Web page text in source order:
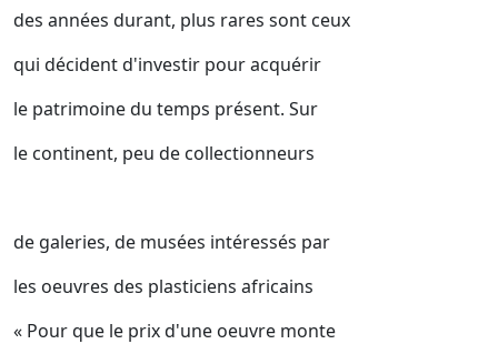
des années durant, plus rares sont ceux
qui décident d'investir pour acquérir
le patrimoine du temps présent. Sur
le continent, peu de collectionneurs
de galeries, de musées intéressés par
les oeuvres des plasticiens africains
« Pour que le prix d'une oeuvre monte